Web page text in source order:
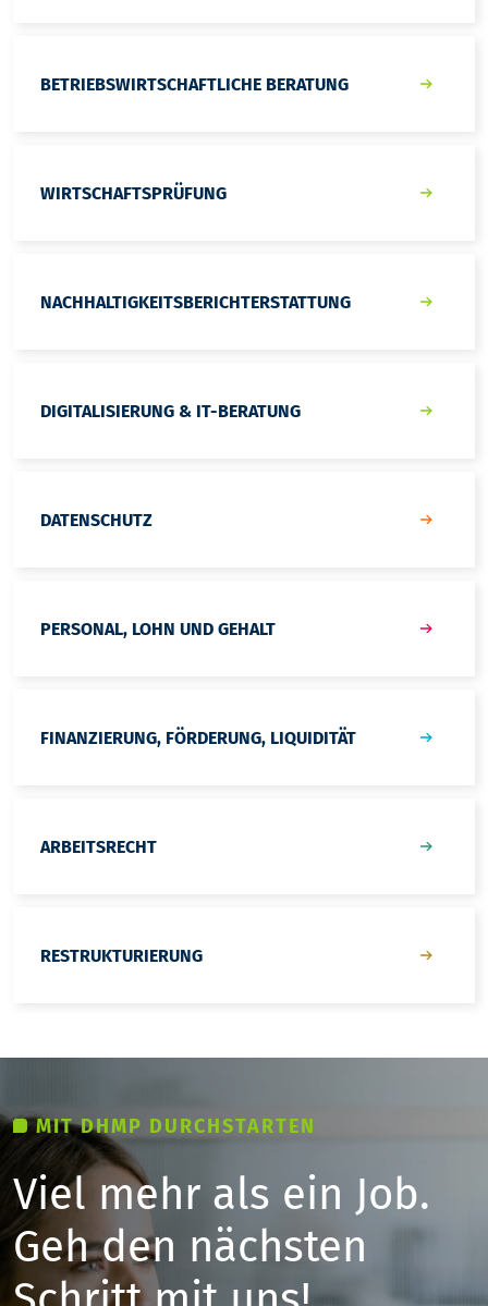
BETRIEBSWIRTSCHAFTLICHE BERATUNG
WIRTSCHAFTSPRÜFUNG
NACHHALTIGKEITSBERICHTERSTATTUNG
DIGITALISIERUNG & IT-BERATUNG
DATENSCHUTZ
PERSONAL, LOHN UND GEHALT
FINANZIERUNG, FÖRDERUNG, LIQUIDITÄT
ARBEITSRECHT
RESTRUKTURIERUNG
MIT DHMP DURCHSTARTEN
Viel mehr als ein Job.
Geh den nächsten